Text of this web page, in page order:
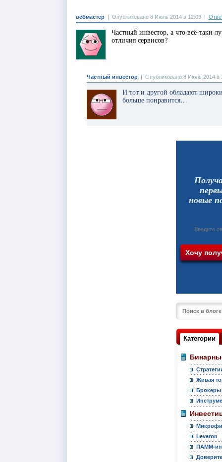
вебмастер | Опубликовано 8 Июль 2014 в 12:09 |
Частный инвестор, а что всё-таки
отличия сервисов?
Частный инвестор | Опубликовано 8 Июль 2014 в
И тот и другой обладают
больше понравится…
новые
Категории
Живая
Брокеры
Leveron
ПАММ-